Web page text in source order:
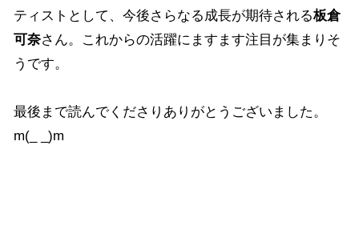
ティストとして、今後さらなる成長が期待される板倉
可奈さん。これからの活躍にますます注目が集まりそ
うです。
最後まで読んでくださりありがとうございました。
m(_ _)m